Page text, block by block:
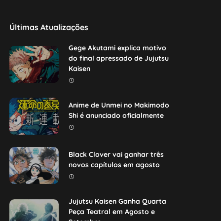
Últimas Atualizações
Gege Akutami explica motivo
do final apressado de Jujutsu
Kaisen
Anime de Unmei no Makimodo
Shi é anunciado oficialmente
Black Clover vai ganhar três
novos capítulos em agosto
Jujutsu Kaisen Ganha Quarta
Peça Teatral em Agosto e